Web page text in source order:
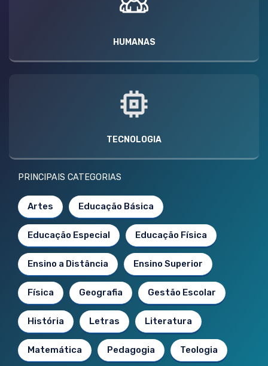
HUMANAS
TECNOLOGIA
PRINCIPAIS CATEGORIAS
Artes Educação Básica
Educação Especial Educação Física
Ensino a Distância Ensino Superior
Física Geografia Gestão Escolar
História Letras Literatura
Matemática Pedagogia Teologia